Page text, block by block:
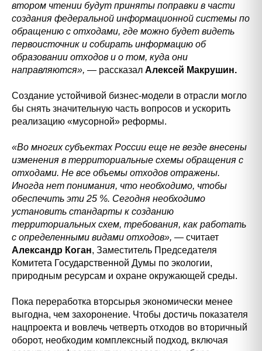
втором чтении будут приняты поправки в части
создания федеральной информационной системы по
обращению с отходами, где можно будет видеть
первоисточник и собирать информацию об
образовании отходов и о том, куда они
направляются», — рассказал Алексей Макрушин.
Создание устойчивой бизнес-модели в отрасли могло
бы снять значительную часть вопросов и ускорить
реализацию «мусорной» реформы.
«Во многих субъектах России еще не везде внесены
изменения в территориальные схемы обращения с
отходами. Не все объемы отходов отражены.
Иногда нет понимания, что необходимо, чтобы
обеспечить эти 25 %. Сегодня необходимо
установить стандарты к созданию
территориальных схем, требования, как работать
с определенными видами отходов», — считает
Александр Коган, Заместитель Председателя
Комитета Государственной Думы по экологии,
природным ресурсам и охране окружающей среды.
Пока переработка вторсырья экономически менее
выгодна, чем захоронение. Чтобы достичь показателя
нацпроекта и вовлечь четверть отходов во вторичный
оборот, необходим комплексный подход, включая